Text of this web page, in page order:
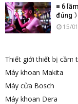
≡ 6
đúng
15/
Thiết giới thiết bị cầm
Máy khoan Makita
Máy cửa Bosch
Máy khoan Dera